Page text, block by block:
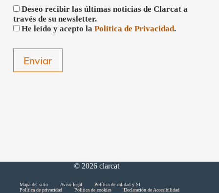
Deseo recibir las últimas noticias de Clarcat a
través de su newsletter.
He leído y acepto la Política de Privacidad.
© 2026 clarcat
Mapa del sitio Aviso legal
Política de calidad y SI
Política de privacidad
Politica de cookies
Declaración de Accesibilidad